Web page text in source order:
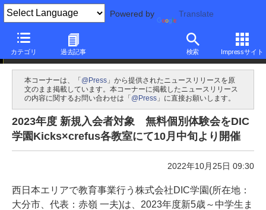
Powered by Translate
カテゴリ 過去記事 検索 Impressサイト
プレスリリース提供元：@Press
本コーナーは、「 @Press」から提供されたニュースリリースを原
文のまま掲載しています。本コーナーに掲載したニュースリリース
の内容に関するお問い合わせは「 @Press」に直接お願いします。
2023年度 新規入会者対象 無料個別体験会をDIC
学園Kicks×crefus各教室にて10月中旬より開催
2022年10月25日 09:30
西日本エリアで教育事業行う株式会社DIC学園(所在地：
大分市、代表：赤嶺 一夫)は、2023年度新5歳～中学生ま